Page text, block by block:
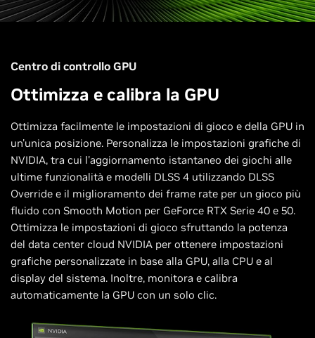
Centro di controllo GPU
Ottimizza e calibra la GPU
Ottimizza facilmente le impostazioni di gioco e della GPU in
un'unica posizione. Personalizza le impostazioni grafiche di
NVIDIA, tra cui l'aggiornamento istantaneo dei giochi alle
ultime funzionalità e modelli DLSS 4 utilizzando DLSS
Override e il miglioramento dei frame rate per un gioco più
fluido con Smooth Motion per GeForce RTX Serie 40 e 50.
Ottimizza le impostazioni di gioco sfruttando la potenza
del data center cloud NVIDIA per ottenere impostazioni
grafiche personalizzate in base alla GPU, alla CPU e al
display del sistema. Inoltre, monitora e calibra
automaticamente la GPU con un solo clic.